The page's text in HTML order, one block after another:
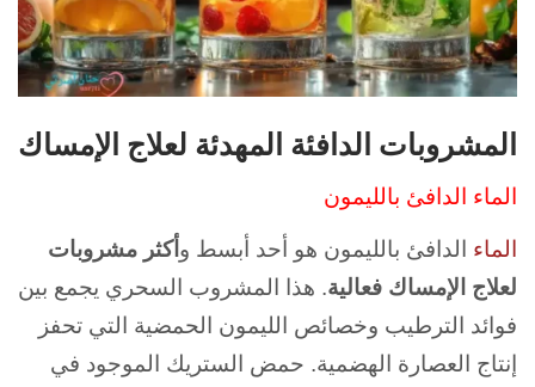
المشروبات الدافئة المهدئة لعلاج الإمساك
الماء الدافئ بالليمون
الماء الدافئ بالليمون هو أحد أبسط و أكثر مشروبات
لعلاج الإمساك فعالية. هذا المشروب السحري يجمع بين
فوائد الترطيب وخصائص الليمون الحمضية التي تحفز
إنتاج العصارة الهضمية. حمض الستريك الموجود في